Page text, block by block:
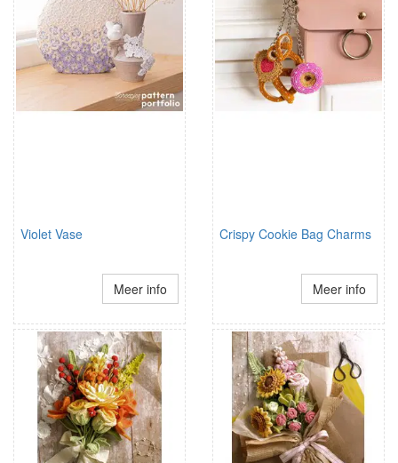
Violet Vase
Meer info
Crispy Cookie Bag Charms
Meer info